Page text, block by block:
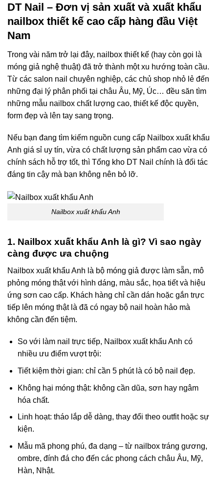
DT Nail – Đơn vị sản xuất và xuất khẩu
nailbox thiết kế cao cấp hàng đầu Việt
Nam
Trong vài năm trở lại đây, nailbox thiết kế (hay còn gọi là
móng giả nghệ thuật) đã trở thành một xu hướng toàn cầu.
Từ các salon nail chuyên nghiệp, các chủ shop nhỏ lẻ đến
những đại lý phân phối tại châu Âu, Mỹ, Úc… đều săn tìm
những mẫu nailbox chất lượng cao, thiết kế độc quyền,
form đẹp và lên tay sang trọng.
Nếu bạn đang tìm kiếm nguồn cung cấp Nailbox xuất khẩu
Anh giá sỉ uy tín, vừa có chất lượng sản phẩm cao vừa có
chính sách hỗ trợ tốt, thì Tổng kho DT Nail chính là đối tác
đáng tin cậy mà bạn không nên bỏ lỡ.
Nailbox xuất khẩu Anh
1. Nailbox xuất khẩu Anh là gì? Vì sao ngày
càng được ưa chuộng
Nailbox xuất khẩu Anh là bộ móng giả được làm sẵn, mô
phỏng móng thật với hình dáng, màu sắc, họa tiết và hiệu
ứng sơn cao cấp. Khách hàng chỉ cần dán hoặc gắn trực
tiếp lên móng thật là đã có ngay bộ nail hoàn hảo mà
không cần đến tiệm.
So với làm nail trực tiếp, Nailbox xuất khẩu Anh có
nhiều ưu điểm vượt trội:
Tiết kiệm thời gian: chỉ cần 5 phút là có bộ nail đẹp.
Không hại móng thật: không cần dũa, sơn hay ngâm
hóa chất.
Linh hoạt: tháo lắp dễ dàng, thay đổi theo outfit hoặc sự
kiện.
Mẫu mã phong phú, đa dạng – từ nailbox tráng gương,
ombre, đính đá cho đến các phong cách châu Âu, Mỹ,
Hàn, Nhật.